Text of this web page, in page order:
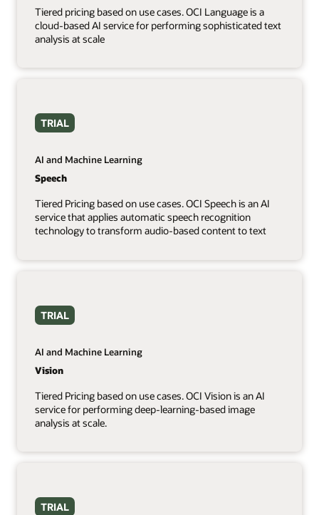
Tiered pricing based on use cases. OCI Language is a
cloud-based AI service for performing sophisticated text
analysis at scale
TRIAL
AI and Machine Learning
Speech
Tiered Pricing based on use cases. OCI Speech is an AI
service that applies automatic speech recognition
technology to transform audio-based content to text
TRIAL
AI and Machine Learning
Vision
Tiered Pricing based on use cases. OCI Vision is an AI
service for performing deep-learning-based image
analysis at scale.
TRIAL